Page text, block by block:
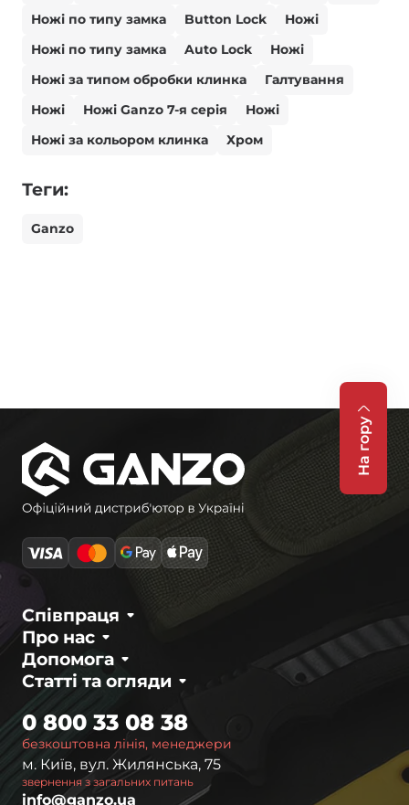
Ножі по типу замка
Button Lock
Ножі
Ножі по типу замка
Auto Lock
Ножі
Ножі за типом обробки клинка
Галтування
Ножі
Ножі Ganzo 7-я серія
Ножі
Ножі за кольором клинка
Хром
Теги:
Ganzo
На гору
Про нас
Співпраця
Статті та огляди
Допомога
безкоштовна лінія, менеджери
0 800 33 08 38
м. Київ, вул. Жилянська, 75
звернення з загальних питань
info@ganzo.ua